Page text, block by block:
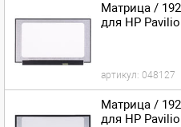
Матрица /
для HP
артикул: 048127
Матрица /
для HP